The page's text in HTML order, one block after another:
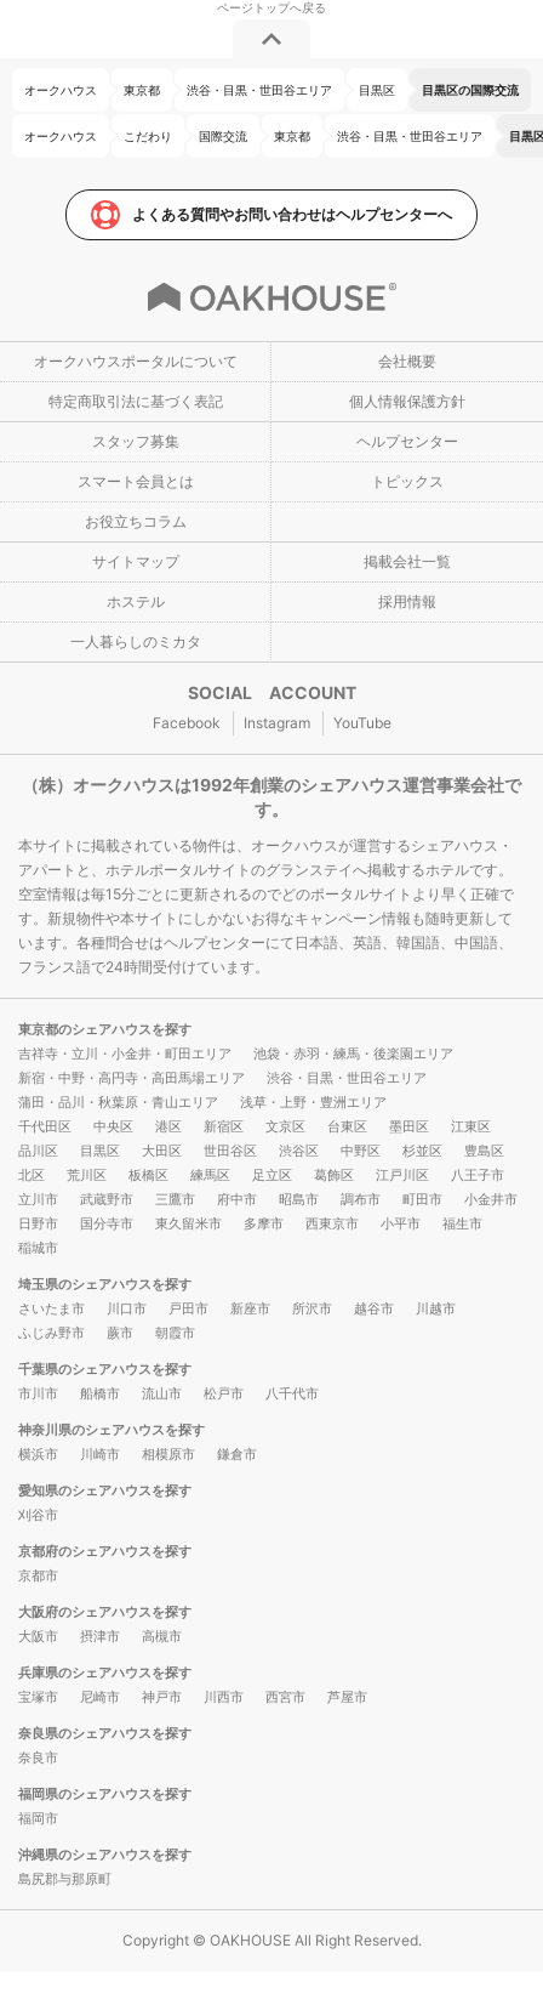
オークハウス 東京都 渋谷・目黒・世田谷エリア 目黒区 目黒区の国際交流
オークハウス こだわり 国際交流 東京都 渋谷・目黒・世田谷エリア 目黒
よくある質問やお問い合わせはヘルプセンターへ
オークハウスポータルについて 会社概要
特定商取引法に基づく表記 個人情報保護方針
スタッフ募集 ヘルプセンター
スマート会員とは トピックス
お役立ちコラム
サイトマップ 掲載会社一覧
ホステル 採用情報
一人暮らしのミカタ
SOCIAL ACCOUNT
Facebook Instagram YouTube
（株）オークハウスは1992年創業のシェアハウス運営事業会社で
す。
本サイトに掲載されている物件は、オークハウスが運営するシェアハウス・
アパートと、ホテルポータルサイトのグランステイへ掲載するホテルです。
空室情報は毎15分ごとに更新されるのでどのポータルサイトより早く正確で
す。新規物件や本サイトにしかないお得なキャンペーン情報も随時更新して
います。各種問合せはヘルプセンターにて日本語、英語、韓国語、中国語、
フランス語で24時間受付けています。
東京都のシェアハウスを探す
吉祥寺・立川・小金井・町田エリア
池袋・赤羽・練馬・後楽園エリア
新宿・中野・高円寺・高田馬場エリア
渋谷・目黒・世田谷エリア
蒲田・品川・秋葉原・青山エリア
浅草・上野・豊洲エリア
千代田区
中央区 港区 新宿区 文京区 台東区 墨田区
江東区
品川区
目黒区 大田区 世田谷区 渋谷区 中野区 杉並区
豊島区
北区
荒川区 板橋区 練馬区 足立区 葛飾区 江戸川区
八王子市
立川市
武蔵野市 三鷹市 府中市 昭島市 調布市 町田市
小金井市
日野市
国分寺市 東久留米市 多摩市 西東京市 小平市
福生市
稲城市
埼玉県のシェアハウスを探す
さいたま市
川口市 戸田市 新座市 所沢市 越谷市
川越市
ふじみ野市
蕨市 朝霞市
千葉県のシェアハウスを探す
市川市
船橋市 流山市 松戸市 八千代市
神奈川県のシェアハウスを探す
横浜市
川崎市 相模原市 鎌倉市
愛知県のシェアハウスを探す
刈谷市
京都府のシェアハウスを探す
京都市
大阪府のシェアハウスを探す
大阪市
摂津市 高槻市
兵庫県のシェアハウスを探す
宝塚市
尼崎市 神戸市 川西市 西宮市 芦屋市
奈良県のシェアハウスを探す
奈良市
福岡県のシェアハウスを探す
福岡市
沖縄県のシェアハウスを探す
島尻郡与那原町
Copyright © OAKHOUSE All Right Reserved.